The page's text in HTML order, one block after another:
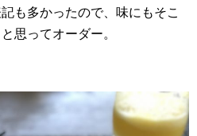
も多かったので、味にもそこ
思ってオーダー。